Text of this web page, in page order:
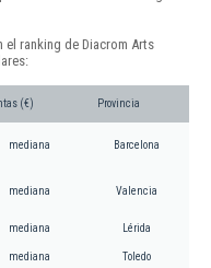
ranking de Diacrom Arts
(€) Provincia
mediana Barcelona
mediana Valencia
mediana Lérida
mediana Toledo